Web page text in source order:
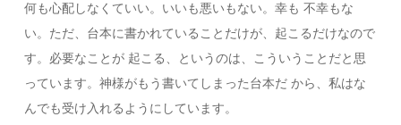
何も心配しなくていい。いいも悪いもない。幸も 不幸もな
い。ただ、台本に書かれていることだけが、起こるだけなので
す。必要なことが 起こる、というのは、こういうことだと思
っています。神様がもう書いてしまった台本だ から、私はな
んでも受け入れるようにしています。